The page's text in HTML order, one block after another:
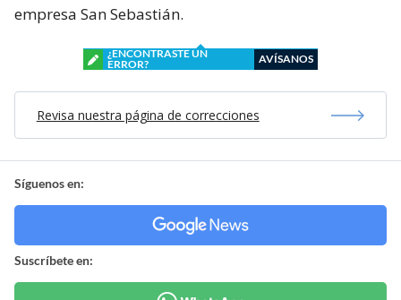
empresa San Sebastián.
¿ENCONTRASTE UN
ERROR?
AVÍSANOS
Revisa nuestra página de correcciones
Síguenos en:
Suscríbete en: